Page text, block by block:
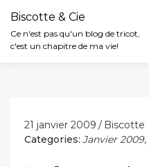
Biscotte & Cie
Ce n'est pas qu'un blog de tricot,
c'est un chapitre de ma vie!
21 janvier 2009
Biscotte
Categories: Janvier 2009,